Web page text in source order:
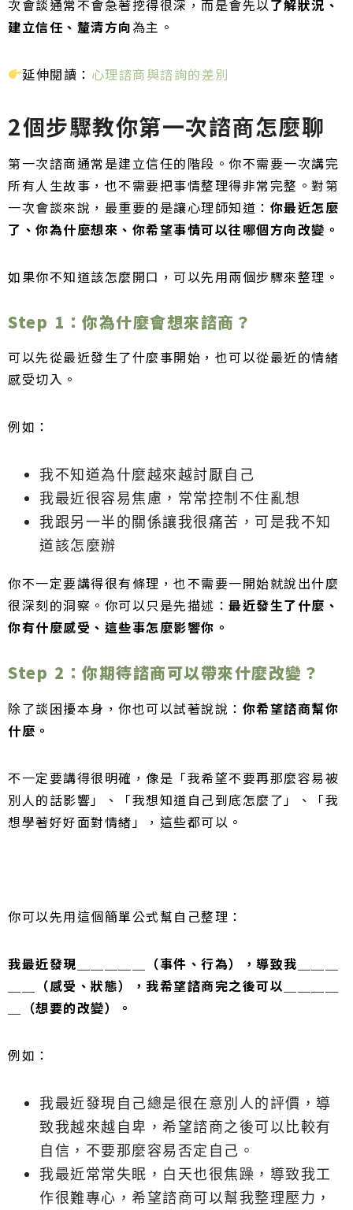
次會談通常不會急著挖得很深，而是會先以了解狀況、
建立信任、釐清方向為主。
延伸閱讀： 心理諮商與諮詢的差別
2個步驟教你第一次諮商怎麼聊
第一次諮商通常是建立信任的階段。你不需要一次講完
所有人生故事，也不需要把事情整理得非常完整。對第
一次會談來說，最重要的是讓心理師知道： 你最近怎麼
了、你為什麼想來、你希望事情可以往哪個方向改變。
如果你不知道該怎麼開口，可以先用兩個步驟來整理。
Step 1：你為什麼會想來諮商？
可以先從最近發生了什麼事開始，也可以從最近的情緒
感受切入。
例如：
我不知道為什麼越來越討厭自己
我最近很容易焦慮，常常控制不住亂想
我跟另一半的關係讓我很痛苦，可是我不知
道該怎麼辦
你不一定要講得很有條理，也不需要一開始就說出什麼
很深刻的洞察。你可以只是先描述： 最近發生了什麼、
你有什麼感受、這些事怎麼影響你。
Step 2：你期待諮商可以帶來什麼改變？
除了談困擾本身，你也可以試著說說： 你希望諮商幫你
什麼。
不一定要講得很明確，像是「我希望不要再那麼容易被
別人的話影響」、「我想知道自己到底怎麼了」、「我
想學著好好面對情緒」，這些都可以。
你可以先用這個簡單公式幫自己整理：
我最近發現＿＿＿＿＿（事件、行為），導致我＿＿＿
＿＿（感受、狀態），我希望諮商完之後可以＿＿＿＿
＿（想要的改變）。
例如：
我最近發現自己總是很在意別人的評價，導
致我越來越自卑，希望諮商之後可以比較有
自信，不要那麼容易否定自己。
我最近常常失眠，白天也很焦躁，導致我工
作很難專心，希望諮商可以幫我整理壓力，